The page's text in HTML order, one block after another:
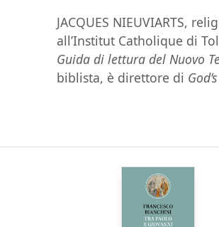
JACQUES NIEUVIARTS,
all’Institut Catholique di
Guida di lettura del Nuovo
biblista, è direttore di